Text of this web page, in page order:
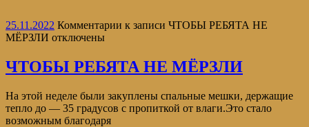
25.11.2022 Комментарии к записи ЧТОБЫ РЕБЯТА НЕ
МЁРЗЛИ отключены
ЧТОБЫ РЕБЯТА НЕ МЁРЗЛИ
На этой неделе были закуплены спальные мешки, держащие
тепло до — 35 градусов с пропиткой от влаги.Это стало
возможным благодаря